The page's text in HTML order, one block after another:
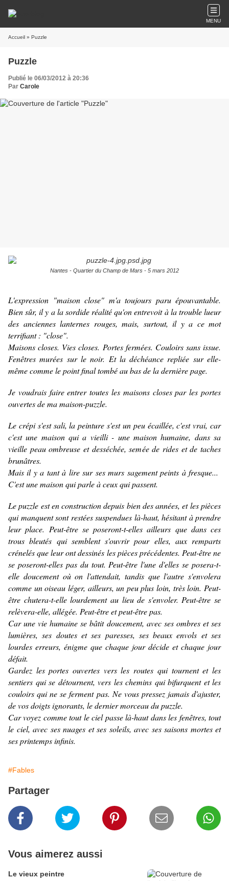
MENU
Accueil » Puzzle
Puzzle
Publié le 06/03/2012 à 20:36
Par Carole
Nantes - Quartier du Champ de Mars - 5 mars 2012
L'expression "maison close" m'a toujours paru épouvantable.
Bien sûr, il y a la sordide réalité qu'on entrevoit à la trouble lueur
des anciennes lanternes rouges, mais, surtout, il y a ce mot
terrifiant : "close".
Maisons closes. Vies closes. Portes fermées. Couloirs sans issue.
Fenêtres murées sur le noir. Et la déchéance repliée sur elle-
même comme le point final tombé au bas de la dernière page.
Je voudrais faire entrer toutes les maisons closes par les portes
ouvertes de ma maison-puzzle.
Le crépi s'est sali, la peinture s'est un peu écaillée, c'est vrai, car
c'est une maison qui a vieilli - une maison humaine, dans sa
vieille peau ombreuse et desséchée, semée de rides et de taches
brunâtres.
Mais il y a tant à lire sur ses murs sagement peints à fresque...
C'est une maison qui parle à ceux qui passent.
Le puzzle est en construction depuis bien des années, et les pièces
qui manquent sont restées suspendues là-haut, hésitant à prendre
leur place. Peut-être se poseront-t-elles ailleurs que dans ces
trous bleutés qui semblent s'ouvrir pour elles, aux remparts
crénelés que leur ont dessinés les pièces précédentes. Peut-être ne
se poseront-elles pas du tout. Peut-être l'une d'elles se posera-t-
elle doucement où on l'attendait, tandis que l'autre s'envolera
comme un oiseau léger, ailleurs, un peu plus loin, très loin. Peut-
être chutera-t-elle lourdement au lieu de s'envoler. Peut-être se
relèvera-elle, allégée. Peut-être et peut-être pas.
Car une vie humaine se bâtit doucement, avec ses ombres et ses
lumières, ses doutes et ses paresses, ses beaux envols et ses
lourdes erreurs, énigme que chaque jour décide et chaque jour
défait.
Gardez les portes ouvertes vers les routes qui tournent et les
sentiers qui se détournent, vers les chemins qui bifurquent et les
couloirs qui ne se ferment pas. Ne vous pressez jamais d'ajuster,
de vos doigts ignorants, le dernier morceau du puzzle.
Car voyez comme tout le ciel passe là-haut dans les fenêtres, tout
le ciel, avec ses nuages et ses soleils, avec ses saisons mortes et
ses printemps infinis.
#Fables
Partager
Vous aimerez aussi
Le vieux peintre